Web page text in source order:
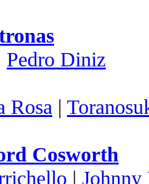
Pedro Diniz
Rosa |
Cosworth
| Johnny